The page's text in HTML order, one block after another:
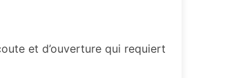
et d’ouverture qui requiert